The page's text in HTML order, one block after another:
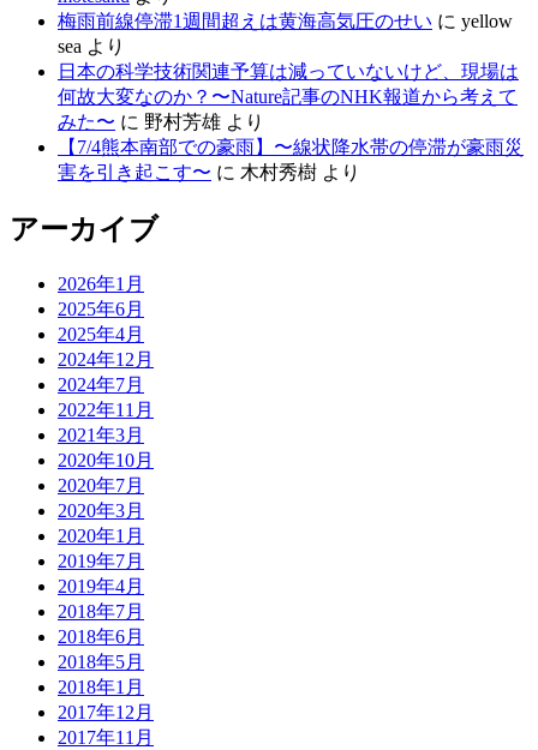
梅雨前線停滞1週間超えは黄海高気圧のせい に yellow
sea より
日本の科学技術関連予算は減っていないけど、現場は
何故大変なのか？〜Nature記事のNHK報道から考えて
みた〜 に 野村芳雄 より
【7/4熊本南部での豪雨】〜線状降水帯の停滞が豪雨災
害を引き起こす〜 に 木村秀樹 より
アーカイブ
2026年1月
2025年6月
2025年4月
2024年12月
2024年7月
2022年11月
2021年3月
2020年10月
2020年7月
2020年3月
2020年1月
2019年7月
2019年4月
2018年7月
2018年6月
2018年5月
2018年1月
2017年12月
2017年11月